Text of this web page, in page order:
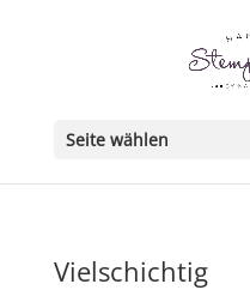
Seite wählen
Vielschichtig